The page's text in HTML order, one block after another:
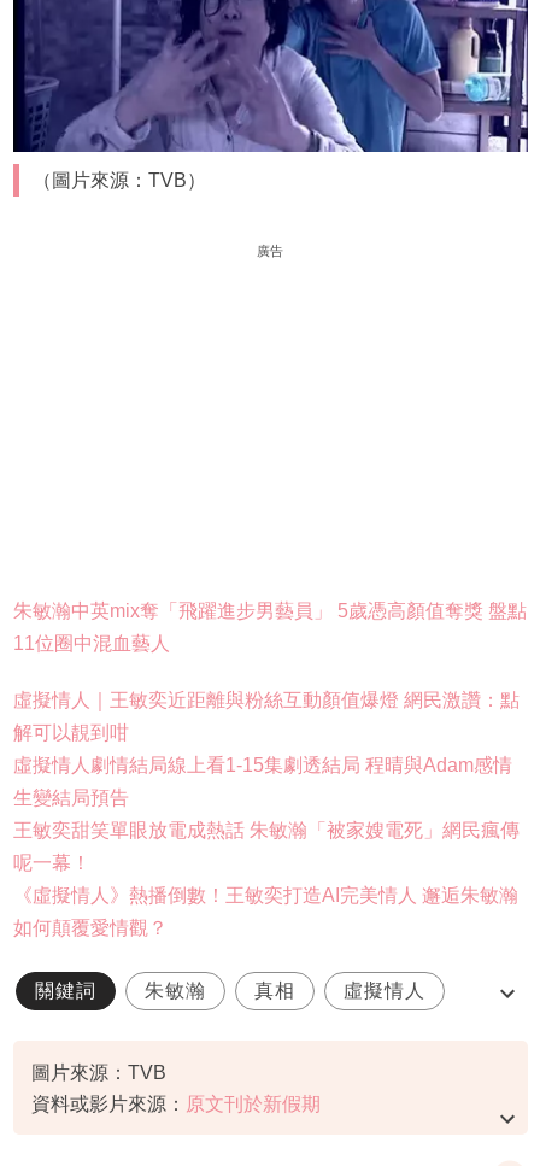
（圖片來源：TVB）
廣告
朱敏瀚中英mix奪「飛躍進步男藝員」 5歲憑高顏值奪獎 盤點
11位圈中混血藝人
虛擬情人｜王敏奕近距離與粉絲互動顏值爆燈 網民激讚：點
解可以靚到咁
虛擬情人劇情結局線上看1-15集劇透結局 程晴與Adam感情
生變結局預告
王敏奕甜笑單眼放電成熱話 朱敏瀚「被家嫂電死」網民瘋傳
呢一幕！
《虛擬情人》熱播倒數！王敏奕打造AI完美情人 邂逅朱敏瀚
如何顛覆愛情觀？
關鍵詞 朱敏瀚 真相 虛擬情人
圖片來源：TVB
資料或影片來源： 原文刊於新假期